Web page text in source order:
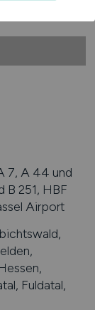
7, A 44 und
B 251, HBF
Airport
Fuldatal,